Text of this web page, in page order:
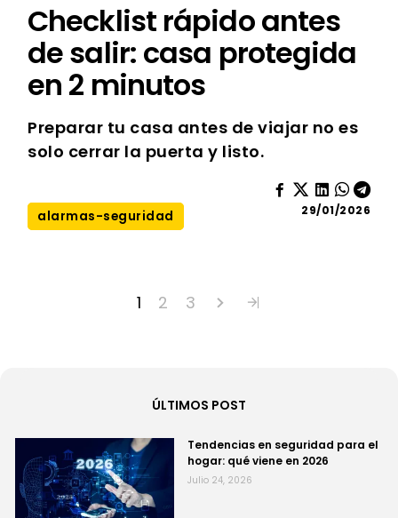
Checklist rápido antes
de salir: casa protegida
en 2 minutos
Preparar tu casa antes de viajar no es
solo cerrar la puerta y listo.
alarmas-seguridad 29/01/2026
1 2 3
ÚLTIMOS POST
Tendencias en seguridad para el
hogar: qué viene en 2026
Julio 24, 2026